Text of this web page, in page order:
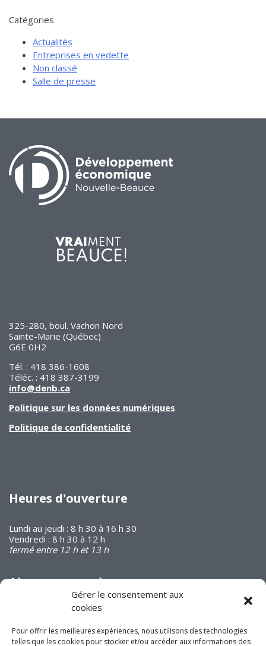
Gérer le consentement aux
cookies
Pour offrir les meilleures expériences, nous utilisons des technologies
telles que les cookies pour stocker et/ou accéder aux informations des
Catégories
Actualités
Entreprises en vedette
Non classé
Salle de presse
325-280, boul. Vachon Nord
Sainte-Marie (Québec)
G6E 0H2
Tél. : 418 386-1608
Téléc. : 418 387-3199
info@denb.ca
Politique sur les données numériques
Politique de confidentialité
Heures d'ouverture
Lundi au jeudi : 8 h 30 à 16 h 30
Vendredi : 8 h 30 à 12 h
fermé entre 12 h et 13 h
Abonnez-vous à
notre infolettre